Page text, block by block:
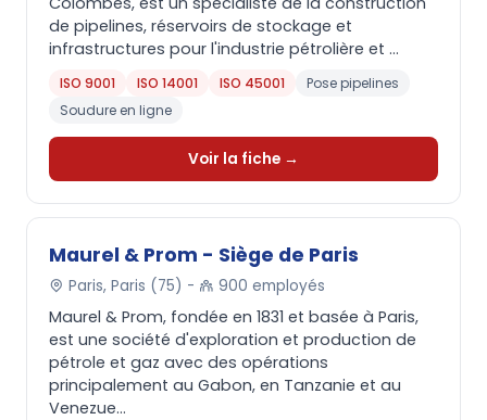
de pipelines, réservoirs de stockage et
infrastructures pour l'industrie pétrolière et ...
ISO 9001 ISO 14001 ISO 45001
Pose pipelines
Soudure en ligne
Voir la fiche →
Maurel & Prom - Siège de Paris
Paris, Paris (75) - 900 employés
Maurel & Prom, fondée en 1831 et basée à Paris,
est une société d'exploration et production de
pétrole et gaz avec des opérations
principalement au Gabon, en Tanzanie et au
Venezue...